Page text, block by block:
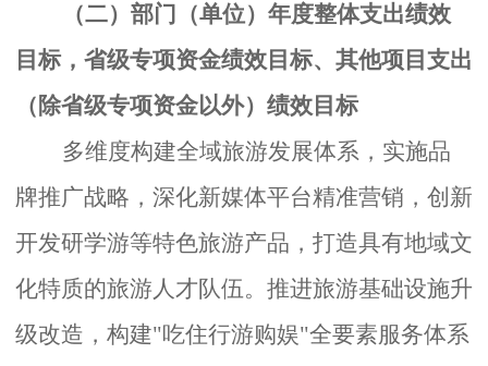
（二）部门（单位）年度整体支出绩效
目标，省级专项资金绩效目标、其他项目支出
（除省级专项资金以外）绩效目标
多维度构建全域旅游发展体系，实施品
牌推广战略 ， 深化新媒体平台精准营销，创新
开发研学游等特色旅游产品 ， 打造具有地域文
化特质的旅游人才队伍。 推进旅游基础设施升
级改造，构建"吃住行游购娱"全要素服务体系